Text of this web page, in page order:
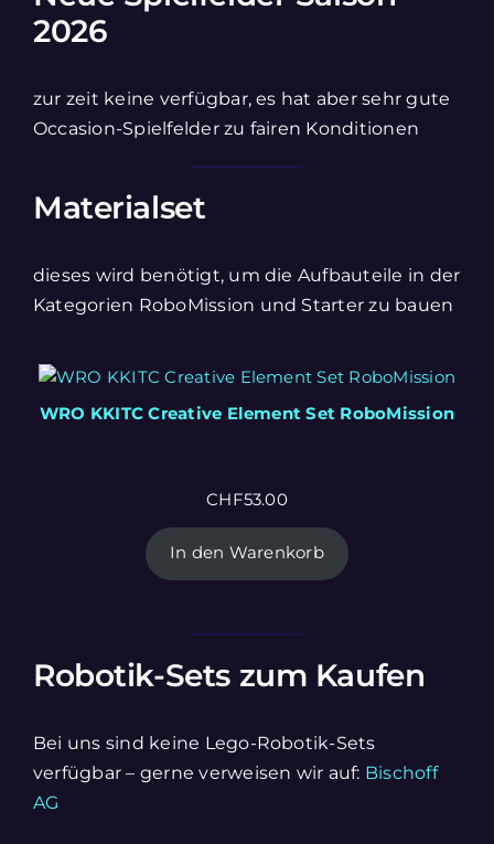
2026
zur zeit keine verfügbar, es hat aber sehr gute
Occasion-Spielfelder zu fairen Konditionen
Materialset
dieses wird benötigt, um die Aufbauteile in der
Kategorien RoboMission und Starter zu bauen
WRO KKITC Creative Element Set RoboMission
CHF53.00
In den Warenkorb
Robotik-Sets zum Kaufen
Bei uns sind keine Lego-Robotik-Sets
verfügbar – gerne verweisen wir auf: Bischoff
AG